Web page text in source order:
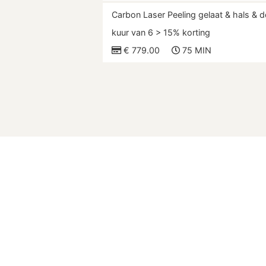
Carbon Laser Peeling gelaat & hals &
kuur van 6 > 15% korting
€ 779.00
75 MIN